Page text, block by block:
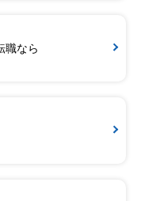
職なら